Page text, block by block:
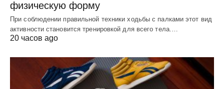
физическую форму
При соблюдении правильной техники ходьбы с палками этот вид
активности становится тренировкой для всего тела.…
20 часов ago